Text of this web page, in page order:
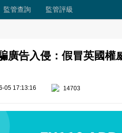
監管查詢 監管評級
廣告入侵：假冒英國權
05 17:13:16 14703